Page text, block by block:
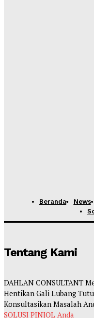
Beranda News
Tentang Kami
DAHLAN CONSULTANT
Hentikan Gali Lubang
Konsultasikan Masalah
SOLUSI PINJOL Anda